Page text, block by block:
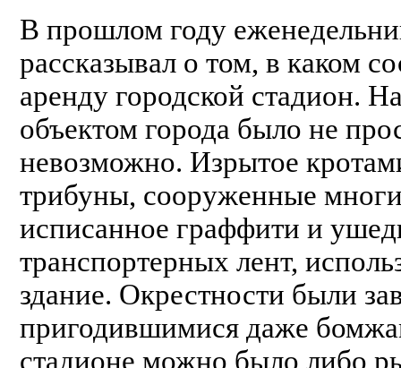
В прошлом году
рассказывал о том, в каком
аренду городской стадион.
объектом города было не
невозможно. Изрытое
трибуны, сооруженные
исписанное граффити и
транспортерных лент,
здание. Окрестности были
пригодившимися даже
стадионе можно было либо